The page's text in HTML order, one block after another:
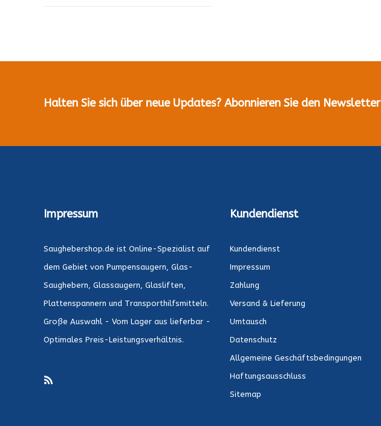
Halten Sie sich über neue Updates? Abonnieren Sie den Newsletter
Impressum
Saughebershop.de ist Online-Spezialist auf
dem Gebiet von Pumpensaugern, Glas-
Saughebern, Glassaugern, Glasliften,
Plattenspannern und Transporthilfsmitteln.
Große Auswahl - Vom Lager aus lieferbar -
Optimales Preis-Leistungsverhältnis.
Kundendienst
Kundendienst
Impressum
Zahlung
Versand & Lieferung
Umtausch
Datenschutz
Allgemeine Geschäftsbedingungen
Haftungsausschluss
Sitemap